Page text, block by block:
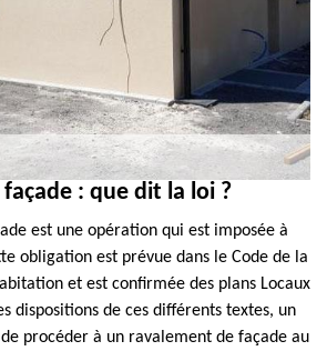
: que dit la loi ?
est une opération qui est imposée à
obligation est prévue dans le Code de la
et est confirmée des plans Locaux
dispositions de ces différents textes, un
procéder à un ravalement de façade au